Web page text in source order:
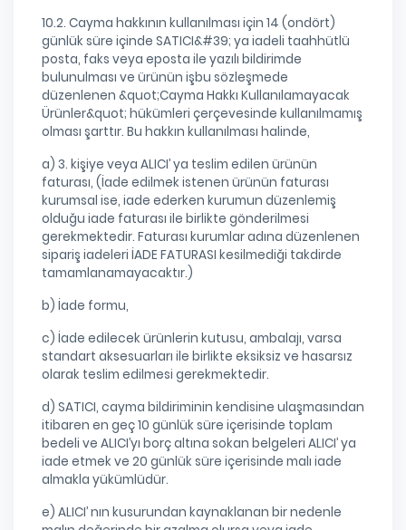
10.2. Cayma hakkının kullanılması için 14 (ondört)
günlük süre içinde SATICI&#39; ya iadeli taahhütlü
posta, faks veya eposta ile yazılı bildirimde
bulunulması ve ürünün işbu sözleşmede
düzenlenen &quot;Cayma Hakkı Kullanılamayacak
Ürünler&quot; hükümleri çerçevesinde kullanılmamış
olması şarttır. Bu hakkın kullanılması halinde,
a) 3. kişiye veya ALICI’ ya teslim edilen ürünün
faturası, (İade edilmek istenen ürünün faturası
kurumsal ise, iade ederken kurumun düzenlemiş
olduğu iade faturası ile birlikte gönderilmesi
gerekmektedir. Faturası kurumlar adına düzenlenen
sipariş iadeleri İADE FATURASI kesilmediği takdirde
tamamlanamayacaktır.)
b) İade formu,
c) İade edilecek ürünlerin kutusu, ambalajı, varsa
standart aksesuarları ile birlikte eksiksiz ve hasarsız
olarak teslim edilmesi gerekmektedir.
d) SATICI, cayma bildiriminin kendisine ulaşmasından
itibaren en geç 10 günlük süre içerisinde toplam
bedeli ve ALICI’yı borç altına sokan belgeleri ALICI’ ya
iade etmek ve 20 günlük süre içerisinde malı iade
almakla yükümlüdür.
e) ALICI’ nın kusurundan kaynaklanan bir nedenle